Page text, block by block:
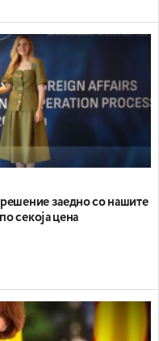
заедно со нашите
секоја цена